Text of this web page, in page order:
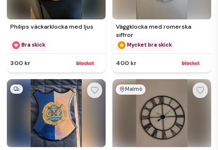
Philips väckarklocka med ljus
Bra skick
300 kr
Väggklocka med romerska
siffror
Mycket bra skick
400 kr
Malmö